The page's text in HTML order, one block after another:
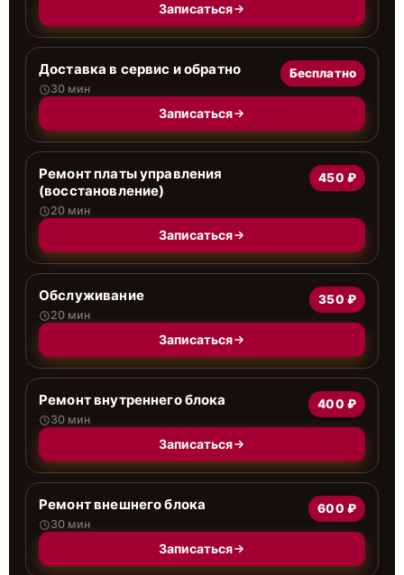
Записаться
Доставка в сервис и обратно
30 мин
Бесплатно
Записаться
Ремонт платы управления
(восстановление)
20 мин
450 ₽
Записаться
Обслуживание
20 мин
350 ₽
Записаться
Ремонт внутреннего блока
30 мин
400 ₽
Записаться
Ремонт внешнего блока
30 мин
600 ₽
Записаться